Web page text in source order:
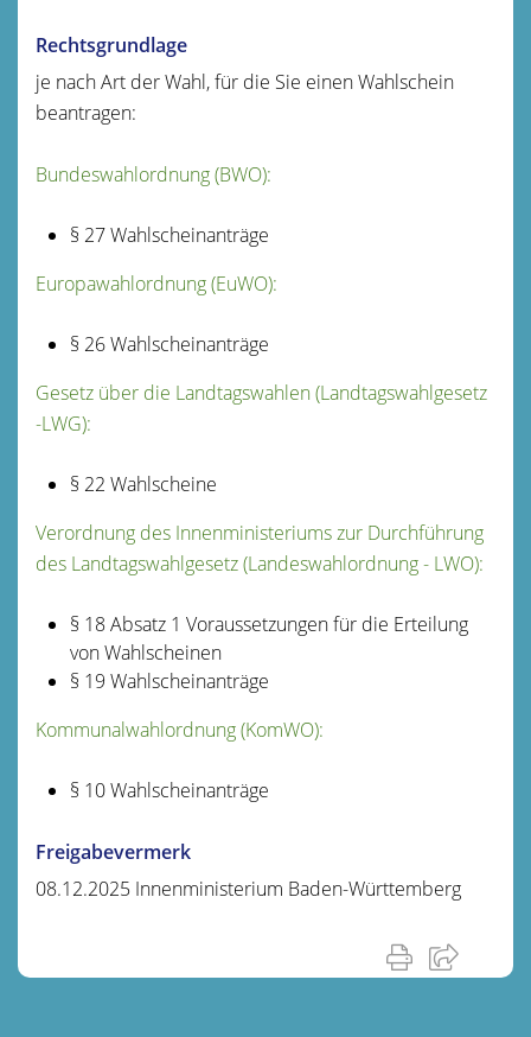
Rechtsgrundlage
je nach Art der Wahl, für die Sie einen Wahlschein
beantragen:
Bundeswahlordnung (BWO):
§ 27 Wahlscheinanträge
Europawahlordnung (EuWO):
§ 26 Wahlscheinanträge
Gesetz über die Landtagswahlen (Landtagswahlgesetz
-LWG):
§ 22 Wahlscheine
Verordnung des Innenministeriums zur Durchführung
des Landtagswahlgesetz (Landeswahlordnung - LWO):
§ 18 Absatz 1 Voraussetzungen für die Erteilung
von Wahlscheinen
§ 19 Wahlscheinanträge
Kommunalwahlordnung (KomWO):
§ 10 Wahlscheinanträge
Freigabevermerk
08.12.2025 Innenministerium Baden-Württemberg